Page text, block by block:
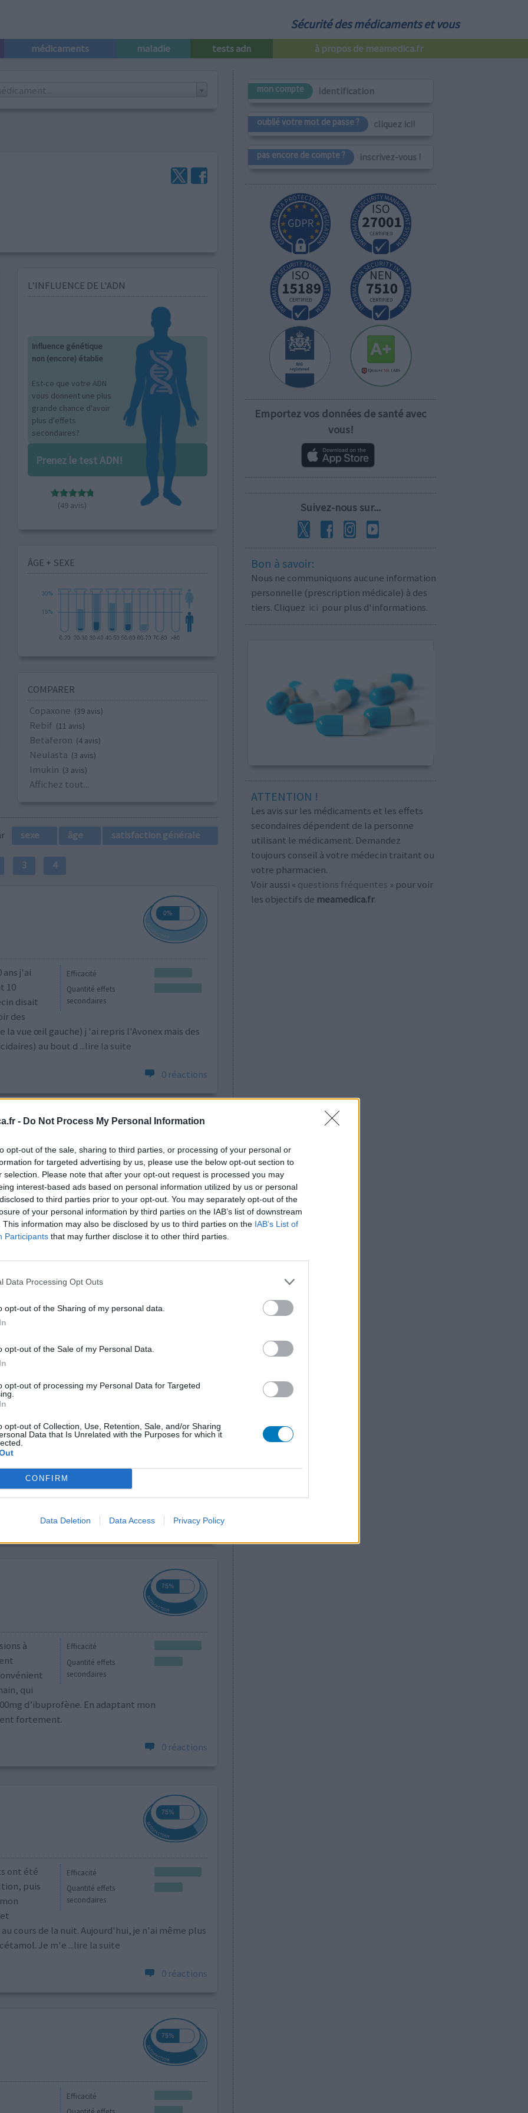
- Do Not Process My Personal Information
opt-out of the sale, sharing to third parties, or processing of your personal or
for targeted advertising by us, please use the below opt-out section to
selection. Please note that after your opt-out request is processed you may
interest-based ads based on personal information utilized by us or personal
to third parties prior to your opt-out. You may separately opt-out of the
of your personal information by third parties on the IAB’s list of downstream
This information may also be disclosed by us to third parties on the IAB’s List of
Participants that may further disclose it to other third parties.
Data Processing Opt Outs
opt-out of the Sharing of my personal data.
opt-out of the Sale of my Personal Data.
opt-out of processing my Personal Data for Targeted
opt-out of Collection, Use, Retention, Sale, and/or Sharing
Data that Is Unrelated with the Purposes for which it
CONFIRM
Data Deletion Data Access Privacy Policy
Sécurité des médicaments et vous
médicaments maladie tests adn à propos de meamedica.fr
L’INFLUENCE DE L'ADN
Influence génétique
non (encore) établie
Est-ce que votre ADN
vous donnent une plus
grande chance d'avoir
plus d'effets
secondaires?
Prenez le test ADN!
(49 avis)
ÂGE + SEXE
COMPARER
Copaxone (39 avis)
Rebif (11 avis)
Betaferon (4 avis)
Neulasta (3 avis)
Imukin (3 avis)
Affichez tout...
sexe âge satisfaction générale
3 4
Efficacité
Quantité effets
secondaires
j'ai
10
disait
des
vue œil gauche) j 'ai repris l'Avonex mais des
au bout d ...lire la suite
0 réactions
Efficacité
Quantité effets
secondaires
j'ai
10
disait
des
vue œil gauche) j 'ai repris l'Avonex mais des
au bout d
Efficacité
Quantité effets
13 ans !
car
anti de
mis à part la piqûre qui au bout de13 ans me
Et ça j...lire la suite
0 réactions
Efficacité
Quantité effets
secondaires
à
qui
d’ibuprofène. En adaptant mon
fortement.
0 réactions
Efficacité
Quantité effets
secondaires
ont été
puis
cours de la nuit. Aujourd'hui, je n'ai même plus
Je m'e ...lire la suite
0 réactions
Efficacité
mon compte Identification
oublié votre mot de passe ? cliquez ici!
pas encore de compte ? inscrivez-vous !
Emportez vos données de santé avec
vous!
Suivez-nous sur...
Bon à savoir:
Nous ne communiquons aucune information
personnelle (prescription médicale) à des
tiers. Cliquez ici pour plus d'informations.
ATTENTION !
Les avis sur les médicaments et les effets
secondaires dépendent de la personne
utilisant le médicament. Demandez
toujours conseil à votre médecin traitant ou
votre pharmacien.
Voir aussi « questions fréquentes » pour voir
les objectifs de meamedica.fr.